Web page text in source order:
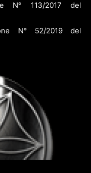
N° 113/2017 del
N° 52/2019 del